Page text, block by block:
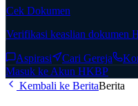
Cek Dokumen
Verifikasi keaslian dokumen
Aspirasi Cari Gereja
Masuk ke Akun HKBP
Kembali ke BeritaBerita